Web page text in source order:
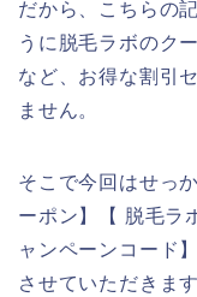
だから、こちらの
うに脱毛ラボのク
など、お得な割引
ません。
そこで今回はせっ
ーポン】【 脱毛ラ
ャンペーンコード
させていただきます